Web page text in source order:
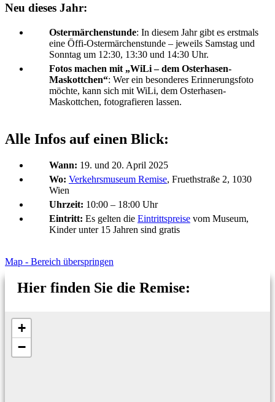
Neu dieses Jahr:
Ostermärchenstunde: In diesem Jahr gibt es erstmals
eine Öffi-Ostermärchenstunde – jeweils Samstag und
Sonntag um 12:30, 13:30 und 14:30 Uhr.
Fotos machen mit „WiLi – dem Osterhasen-
Maskottchen“: Wer ein besonderes Erinnerungsfoto
möchte, kann sich mit WiLi, dem Osterhasen-
Maskottchen, fotografieren lassen.
Alle Infos auf einen Blick:
Wann: 19. und 20. April 2025
Wo: Verkehrsmuseum Remise, Fruethstraße 2, 1030
Wien
Uhrzeit: 10:00 – 18:00 Uhr
Eintritt: Es gelten die Eintrittspreise vom Museum,
Kinder unter 15 Jahren sind gratis
Map - Bereich überspringen
Hier finden Sie die Remise:
+
−